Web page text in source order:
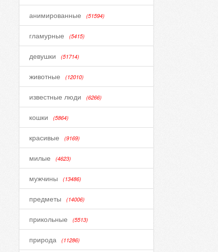
анимированные (51594)
гламурные (5415)
девушки (51714)
животные (12010)
известные люди (6266)
кошки (5864)
красивые (9169)
милые (4623)
мужчины (13486)
предметы (14006)
прикольные (5513)
природа (11286)